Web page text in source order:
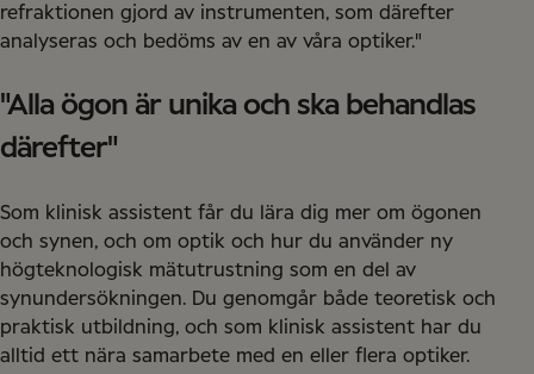
refraktionen gjord av instrumenten, som därefter
analyseras och bedöms av en av våra optiker."
"Alla ögon är unika och ska behandlas
därefter"
Som klinisk assistent får du lära dig mer om ögonen
och synen, och om optik och hur du använder ny
högteknologisk mätutrustning som en del av
synundersökningen. Du genomgår både teoretisk och
praktisk utbildning, och som klinisk assistent har du
alltid ett nära samarbete med en eller flera optiker.